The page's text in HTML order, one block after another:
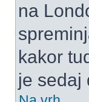
na
kakor
je sedaj